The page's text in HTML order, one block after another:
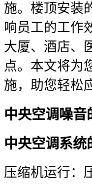
施。楼顶安装
响员工的工作
大厦、酒店、
点。本文将为
施，助您轻松
中央空调噪音
中央空调系统
压缩机运行：